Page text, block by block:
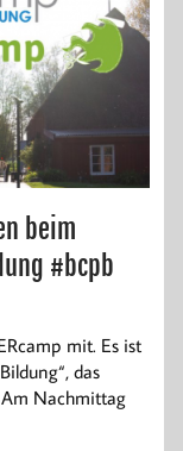
beim
#bcpb
mit. Es ist
das
Nachmittag